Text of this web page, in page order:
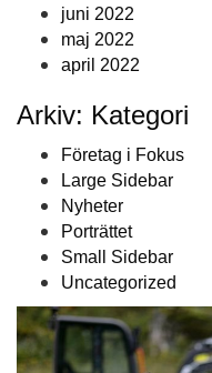
juni 2022
maj 2022
april 2022
Arkiv: Kategori
Företag i Fokus
Large Sidebar
Nyheter
Porträttet
Small Sidebar
Uncategorized